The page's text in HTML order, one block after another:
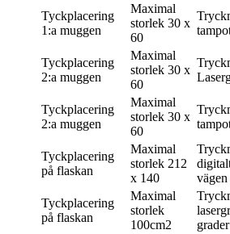
Tyckplacering
1:a muggen
Maximal
storlek 30 x
60
Tyckplacering
2:a muggen
Maximal
storlek 30 x
60
Tyckplacering
2:a muggen
Maximal
storlek 30 x
60
Tyckplacering
på flaskan
Maximal
storlek 212
x 140
Tyckplacering
på flaskan
Maximal
storlek
100cm2
grader